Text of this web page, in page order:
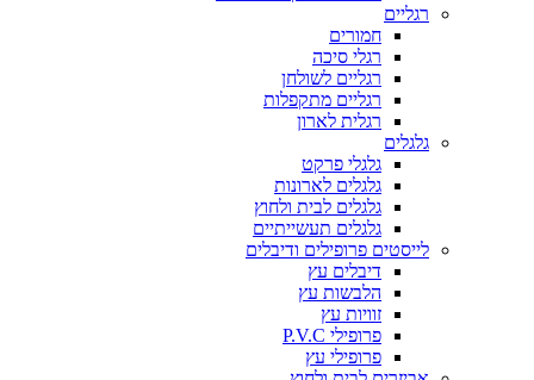
רגליים
חמורים
רגלי סיכה
רגליים לשולחן
רגליים מתקפלות
רגלית לארון
גלגלים
גלגלי פרקט
גלגלים לארונות
גלגלים לבית ולחוץ
גלגלים תעשייתיים
לייסטים פרופילים ודיבלים
דיבלים עץ
הלבשות עץ
זוויות עץ
פרופילי P.V.C
פרופילי עץ